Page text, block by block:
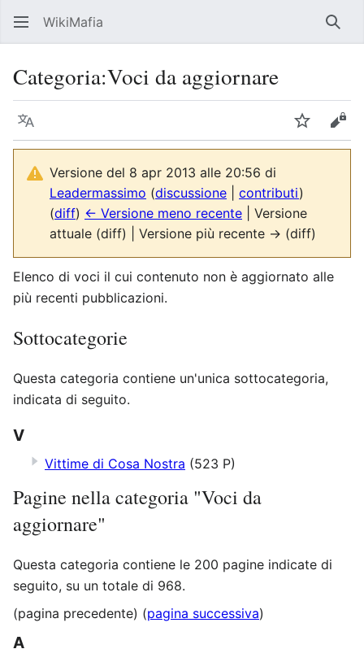
WikiMafia
Categoria:Voci da aggiornare
Lingua Segui
Versione del 8 apr 2013 alle 20:56 di
Leadermassimo (discussione contributi)
(diff) ← Versione meno recente | Versione
attuale (diff) | Versione più recente → (diff)
Elenco di voci il cui contenuto non è aggiornato alle
più recenti pubblicazioni.
Sottocategorie
Questa categoria contiene un'unica sottocategoria,
indicata di seguito.
V
Vittime di Cosa Nostra (523 P)
Pagine nella categoria "Voci da
aggiornare"
Questa categoria contiene le 200 pagine indicate di
seguito, su un totale di 968.
(pagina precedente) (pagina successiva)
A